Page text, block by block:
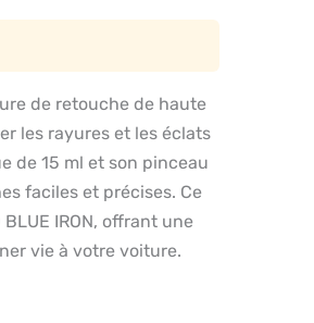
de retouche de haute
les rayures et les éclats
de 15 ml et son pinceau
faciles et précises. Ce
IRON, offrant une
vie à votre voiture.